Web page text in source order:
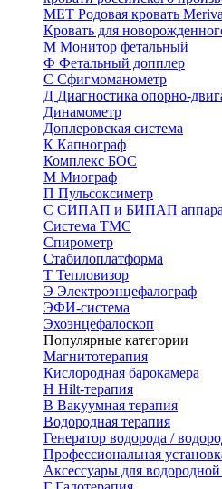
МЕТ Родовая кровать
Кровать для
М Монитор фетальный
Ф Фетальный допплер
C Cфигмоманометр
Д Диагностика опорно-
Динамометр
Доплеровская система
К Капнограф
Комплекс БОС
М Миограф
П Пульсоксиметр
С СИПАП и БИПАП
Система ТМС
Спирометр
Стабилоплатформа
Т Тепловизор
Э Электроэнцефалограф
ЭФИ-система
Эхоэнцефалоскоп
Популярные категории
Магнитотерапия
Кислородная барокамера
H Hilt-терапия
В Вакуумная терапия
Водородная терапия
Генератор водорода /
Профессиональная
Аксессуары для